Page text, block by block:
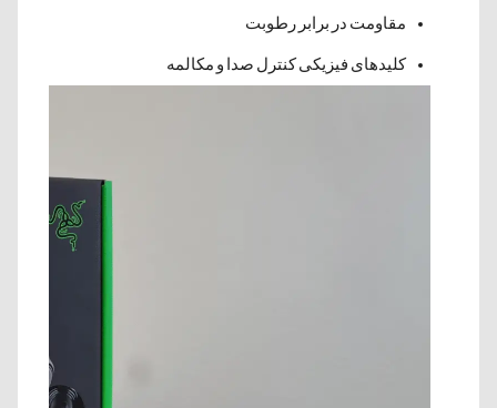
مقاومت در برابر رطوبت
کلیدهای فیزیکی کنترل صدا و مکالمه